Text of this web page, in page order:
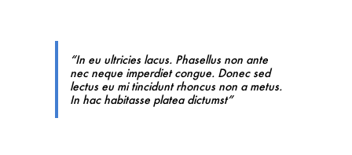
“In eu ultricies lacus. Phasellus non ante
nec neque imperdiet congue. Donec sed
lectus eu mi tincidunt rhoncus non a metus.
In hac habitasse platea dictumst”